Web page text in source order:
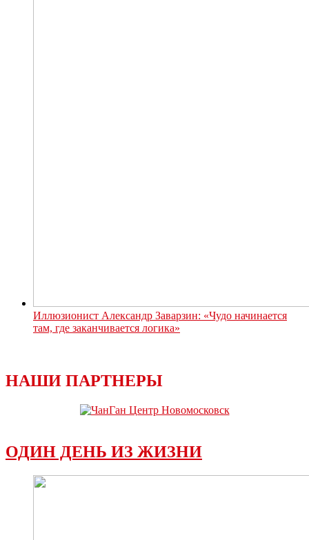
Иллюзионист Александр Заварзин: «Чудо начинается
там, где заканчивается логика»
НАШИ ПАРТНЕРЫ
ОДИН ДЕНЬ ИЗ ЖИЗНИ